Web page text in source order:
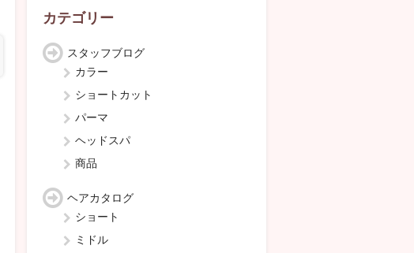
ブ
カテゴリー
スタッフブログ
カラー
ショートカット
パーマ
ヘッドスパ
商品
ヘアカタログ
ショート
ミドル